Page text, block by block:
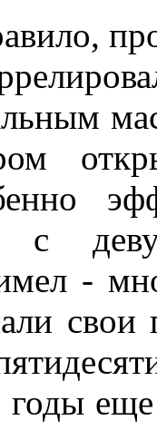
с
-
свои
годы